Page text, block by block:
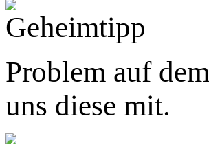
Problem auf
uns diese mit.